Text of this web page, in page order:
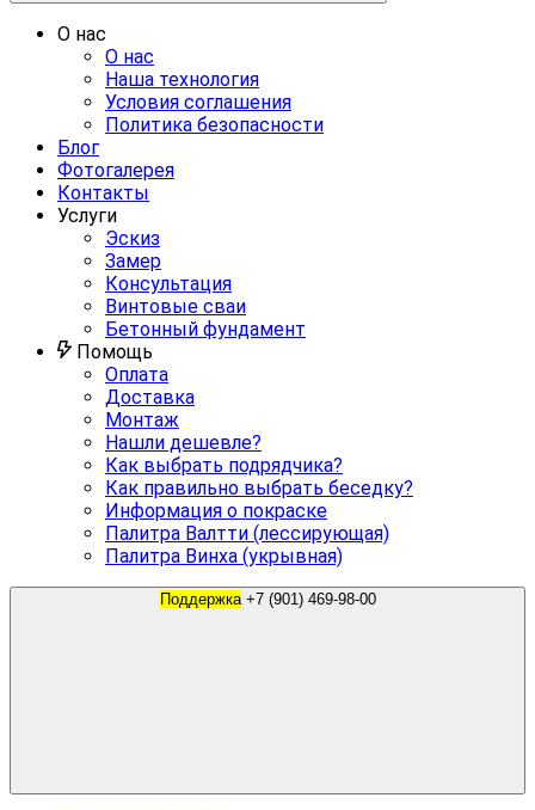
О нас
О нас
Наша технология
Условия соглашения
Политика безопасности
Блог
Фотогалерея
Контакты
Услуги
Эскиз
Замер
Консультация
Винтовые сваи
Бетонный фундамент
Помощь
Оплата
Доставка
Монтаж
Нашли дешевле?
Как выбрать подрядчика?
Как правильно выбрать беседку?
Информация о покраске
Палитра Валтти (лессирующая)
Палитра Винха (укрывная)
Поддержка +7 (901) 469-98-00